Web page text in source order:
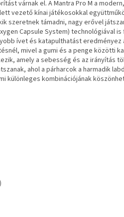
várnak el. A Mantra Pro M a
vezető kínai játékosokkal
szeretnek támadni, nagy erővel
Capsule System) technológiával
ívet és katapulthatást eredményez
mivel a gumi és a penge közötti
amely a sebesség és az irányítás
ahol a párharcok a harmadik
különleges kombinációjának